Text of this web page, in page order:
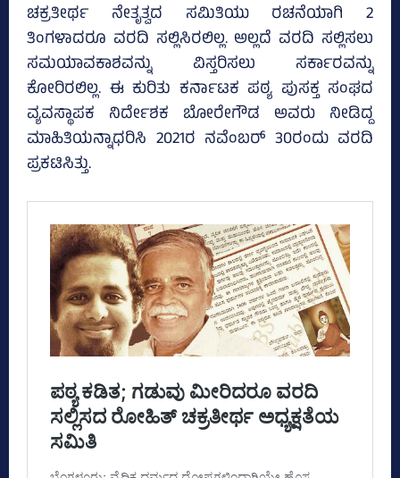
ಚಕ್ರತೀರ್ಥ ನೇತೃತ್ವದ ಸಮಿತಿಯು ರಚನೆಯಾಗಿ 2
ತಿಂಗಳಾದರೂ ವರದಿ ಸಲ್ಲಿಸಿರಲಿಲ್ಲ. ಅಲ್ಲದೆ ವರದಿ ಸಲ್ಲಿಸಲು
ಸಮಯಾವಕಾಶವನ್ನು ವಿಸ್ತರಿಸಲು ಸರ್ಕಾರವನ್ನು
ಕೋರಿರಲಿಲ್ಲ. ಈ ಕುರಿತು ಕರ್ನಾಟಕ ಪಠ್ಯ ಪುಸಕ್ತ ಸಂಘದ
ವ್ಯವಸ್ಥಾಪಕ ನಿರ್ದೇಶಕ ಬೋರೇಗೌಡ ಅವರು ನೀಡಿದ್ದ
ಮಾಹಿತಿಯನ್ನಾಧರಿಸಿ 2021ರ ನವೆಂಬರ್‌ 30ರಂದು ವರದಿ
ಪ್ರಕಟಿಸಿತ್ತು.